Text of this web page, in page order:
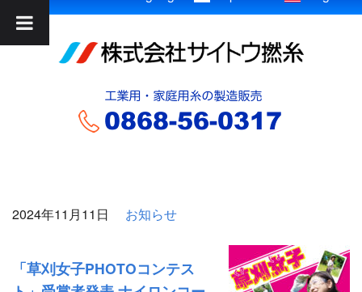
2024年11月11日 お知らせ
「草刈女子PHOTOコンテス